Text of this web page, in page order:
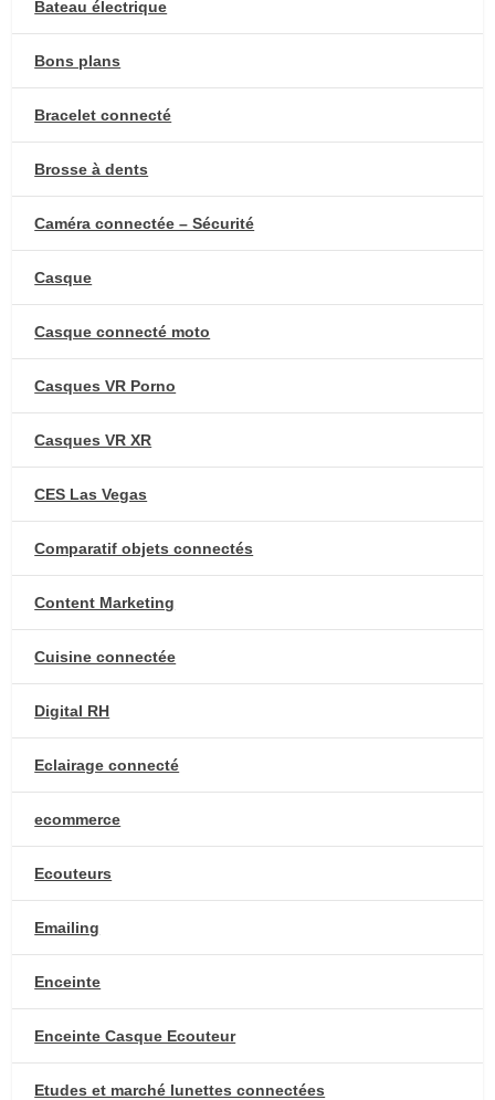
Bateau électrique
Bons plans
Bracelet connecté
Brosse à dents
Caméra connectée – Sécurité
Casque
Casque connecté moto
Casques VR Porno
Casques VR XR
CES Las Vegas
Comparatif objets connectés
Content Marketing
Cuisine connectée
Digital RH
Eclairage connecté
ecommerce
Ecouteurs
Emailing
Enceinte
Enceinte Casque Ecouteur
Etudes et marché lunettes connectées